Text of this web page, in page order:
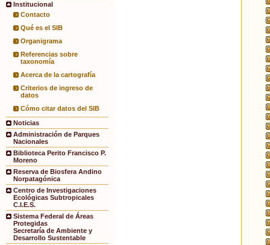
Institucional
Contacto
Qué es el SIB
Organigrama
Referencias sobre
taxonomía
Acerca de la cartografía
Criterios de ingreso de
datos
Cómo citar datos del SIB
Noticias
Administración de Parques
Nacionales
Biblioteca Perito Francisco P.
Moreno
Reserva de Biosfera Andino
Norpatagónica
Centro de Investigaciones
Ecológicas Subtropicales
C.I.E.S.
Sistema Federal de Áreas
Protegidas
Secretaría de Ambiente y
Desarrollo Sustentable